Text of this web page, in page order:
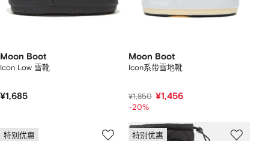
Moon Boot
Icon Low 雪靴
¥1,685
Moon Boot
Icon系带雪地靴
¥1,850 ¥1,456
-20%
特别优惠 特别优惠